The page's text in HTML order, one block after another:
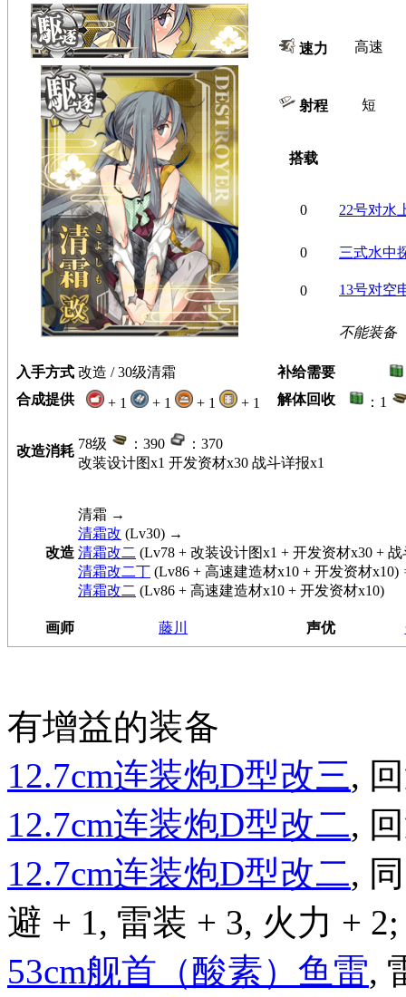
速力 高速
射程 短
搭载
0 22号对水
0 三式水中
0 13号对空
不能装备
入手方式 改造 / 30级清霜 补给需要
合成提供
+ 1 + 1 + 1 + 1 解体回收 ：1
改造消耗 78级 ：390
：370
改装设计图x1 开发资材x30 战斗详报x1
改造
清霜 →
清霜改 (Lv30) →
清霜改二 (Lv78 + 改装设计图x1 + 开发资材x30 +
清霜改二丁 (Lv86 + 高速建造材x10 + 开发资材
清霜改二 (Lv86 + 高速建造材x10 + 开发资材x10)
画师 藤川 声优
有增益的装备
12.7cm连装炮D型改三,
12.7cm连装炮D型改二,
12.7cm连装炮D型改二,
避 + 1, 雷装 + 3, 火力 + 2;
53cm舰首（酸素）鱼雷,